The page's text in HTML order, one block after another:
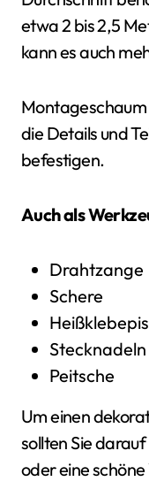
etwa 2 bis 2,5
kann es auch
Montageschaum
die Details und
befestigen.
Auch als
Drahtzange
Schere
Stecknadeln
Peitsche
Um einen
sollten Sie
oder eine